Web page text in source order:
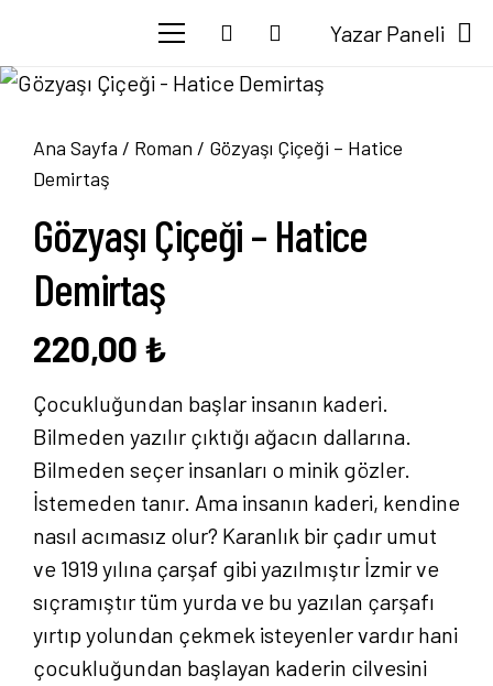
Yazar Paneli
Ana Sayfa / Roman / Gözyaşı Çiçeği – Hatice
Demirtaş
Gözyaşı Çiçeği – Hatice
Demirtaş
220,00 ₺
Çocukluğundan başlar insanın kaderi.
Bilmeden yazılır çıktığı ağacın dallarına.
Bilmeden seçer insanları o minik gözler.
İstemeden tanır. Ama insanın kaderi, kendine
nasıl acımasız olur? Karanlık bir çadır umut
ve 1919 yılına çarşaf gibi yazılmıştır İzmir ve
sıçramıştır tüm yurda ve bu yazılan çarşafı
yırtıp yolundan çekmek isteyenler vardır hani
çocukluğundan başlayan kaderin cilvesini